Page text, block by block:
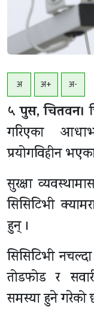
अ अ+ अ-
५ पुस, चितवन।
गरिएका
प्रयोगविहीन
सुरक्षा
सिसिटिभी
हुन् ।
सिसिटिभी
तोडफोड र
समस्या हुने गरेको